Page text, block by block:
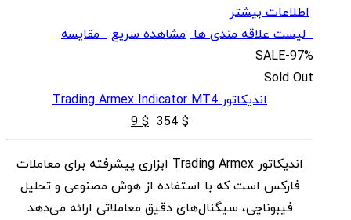
اطلاعات بیشتر
لیست علاقه مندی ها مشاهده سریعمقایسه
SALE-97%
Sold Out
اندیکاتور Trading Armex Indicator MT4
$
354
قیمت
اصلی
$ 354
بود.
$
9 قیمت
فعلی
$ 9
است.
اندیکاتور Trading Armex ابزاری پیشرفته برای معاملات
فارکس است که با استفاده از هوش مصنوعی و تحلیل
فیبوناچی، سیگنال‌های دقیق معاملاتی ارائه می‌دهد